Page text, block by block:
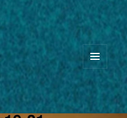
MENU
ET
WIDGETS